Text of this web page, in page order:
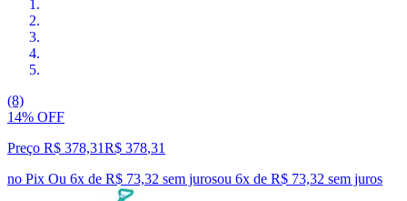
(8)
14% OFF
Preço R$ 378,31R$ 378,31
no Pix Ou 6x de R$ 73,32 sem jurosou 6x de R$ 73,32 sem juros